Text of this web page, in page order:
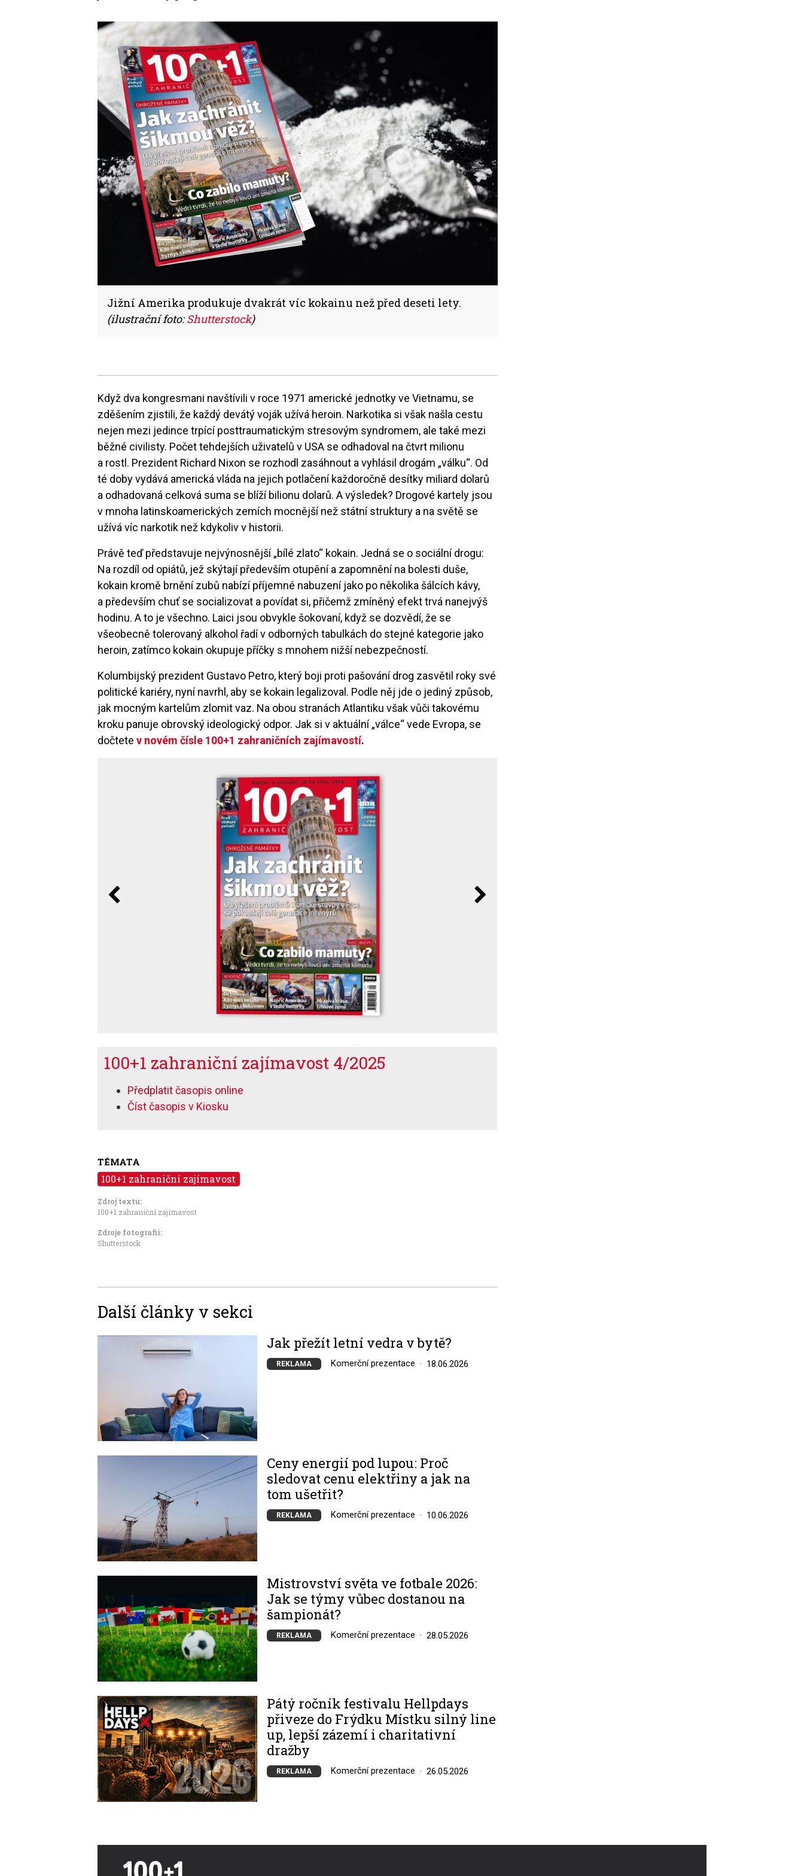
Jižní Amerika produkuje dvakrát víc kokainu než před deseti lety.
(ilustrační foto:Shutterstock)
Když dva kongresmani navštívili v roce 1971 americké jednotky ve Vietnamu, se
zděšením zjistili, že každý devátý voják užívá heroin. Narkotika si však našla cestu
nejen mezi jedince trpící posttraumatickým stresovým syndromem, ale také mezi
běžné civilisty. Počet tehdejších uživatelů v USA se odhadoval na čtvrt milionu
a rostl. Prezident Richard Nixon se rozhodl zasáhnout a vyhlásil drogám „válku“. Od
té doby vydává americká vláda na jejich potlačení každoročně desítky miliard dolarů
a odhadovaná celková suma se blíží bilionu dolarů. A výsledek? Drogové kartely jsou
v mnoha latinskoamerických zemích mocnější než státní struktury a na světě se
užívá víc narkotik než kdykoliv v historii.
Právě teď představuje nejvýnosnější „bílé zlato“ kokain. Jedná se o sociální drogu:
Na rozdíl od opiátů, jež skýtají především otupění a zapomnění na bolesti duše,
kokain kromě brnění zubů nabízí příjemné nabuzení jako po několika šálcích kávy,
a především chuť se socializovat a povídat si, přičemž zmíněný efekt trvá nanejvýš
hodinu. A to je všechno. Laici jsou obvykle šokovaní, když se dozvědí, že se
všeobecně tolerovaný alkohol řadí v odborných tabulkách do stejné kategorie jako
heroin, zatímco kokain okupuje příčky s mnohem nižší nebezpečností.
Kolumbijský prezident Gustavo Petro, který boji proti pašování drog zasvětil roky své
politické kariéry, nyní navrhl, aby se kokain legalizoval. Podle něj jde o jediný způsob,
jak mocným kartelům zlomit vaz. Na obou stranách Atlantiku však vůči takovému
kroku panuje obrovský ideologický odpor. Jak si v aktuální „válce“ vede Evropa, se
dočtetev novém čísle 100+1 zahraničních zajímavostí.
100+1 zahraniční zajímavost 4/2025
Předplatit časopis online
Číst časopis v Kiosku
TÉMATA
100+1 zahraniční zajímavost
Zdroj textu:
100+1 zahraniční zajímavost
Zdroje fotografii:
Shutterstock
Další články v sekci
Jak přežít letní vedra v bytě?
REKLAMA Komerční prezentace 18.06.2026
Ceny energií pod lupou: Proč
sledovat cenu elektřiny a jak na
tom ušetřit?
REKLAMA Komerční prezentace 10.06.2026
Mistrovství světa ve fotbale 2026:
Jak se týmy vůbec dostanou na
šampionát?
REKLAMA Komerční prezentace 28.05.2026
Image
Pátý ročník festivalu Hellpdays
přiveze do Frýdku Místku silný line
up, lepší zázemí i charitativní
dražby
REKLAMA Komerční prezentace 26.05.2026